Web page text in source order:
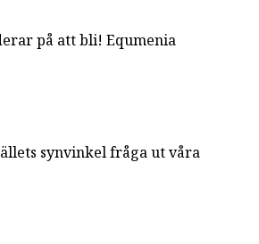
på att bli! Equmenia
synvinkel fråga ut våra